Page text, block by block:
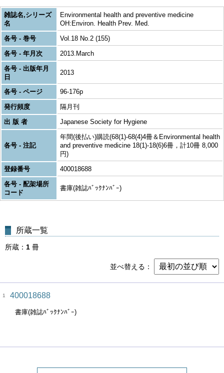
雑誌名,シリーズ
名
Environmental health and preventive medicine
OH:Environ. Health Prev. Med.
各号 - 巻号
Vol.18 No.2 (155)
各号 - 年月次
2013.March
各号 - 出版年月
日
2013
各号 - ページ
96-176p
発行頻度
隔月刊
出 版 者
Japanese Society for Hygiene
各号 - 注記
年間(後払い)購読(68(1)-68(4)4冊＆Environmental health
and preventive medicine 18(1)-18(6)6冊，計10冊 8,000
円)
登録番号
400018688
各号 - 配架場所
コード
書庫(雑誌ﾊﾞｯｸﾅﾝﾊﾞｰ)
所蔵一覧
所蔵 1 冊
並べ替える
1 400018688
書庫(雑誌ﾊﾞｯｸﾅﾝﾊﾞｰ)